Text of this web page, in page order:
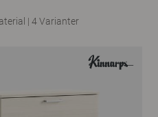
| 4 Varianter